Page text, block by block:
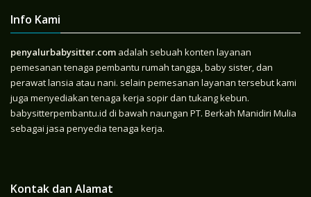
Info Kami
penyalurbabysitter.com adalah sebuah konten layanan
pemesanan tenaga pembantu rumah tangga, baby sister, dan
perawat lansia atau nani. selain pemesanan layanan tersebut kami
juga menyediakan tenaga kerja sopir dan tukang kebun.
babysitterpembantu.id di bawah naungan PT. Berkah Manidiri Mulia
sebagai jasa penyedia tenaga kerja.
Kontak dan Alamat